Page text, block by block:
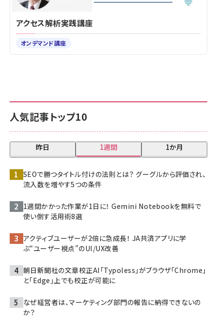
人気記事トップ10
昨日 1週間 1か月
SEOで勝つタイトル付けの法則とは？ グーグルから評価され、
流入数を増やす5つの条件
1週間かかった作業が1日に！ Gemini Notebookを無料で
使い倒す活用術8選
アクティブユーザーが2倍に急成長！ JA共済アプリに学
ぶ“ユーザー視点”のUI/UX改善
朝日新聞社の文章校正AI「Typoless」がブラウザ「Chrome」
と「Edge」上でも校正が可能に
なぜ経営者は、マーケティング部門の報告に納得できないの
か？
アクセス解析実践講座
オンデマンド講座